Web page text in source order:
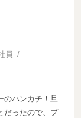
員
のハンカチ！旦
だったので、プ